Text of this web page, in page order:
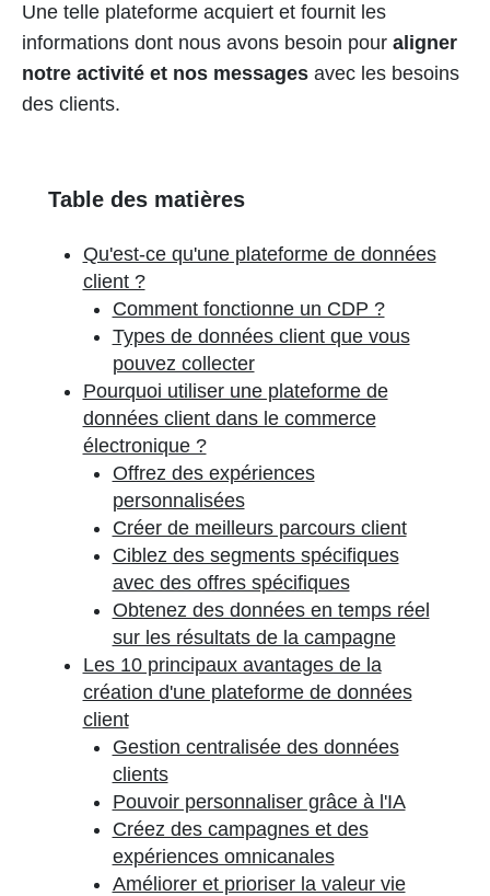
Une telle plateforme acquiert et fournit les
informations dont nous avons besoin pour aligner
notre activité et nos messages avec les besoins
des clients.
Table des matières
Qu'est-ce qu'une plateforme de données
client ?
Comment fonctionne un CDP ?
Types de données client que vous
pouvez collecter
Pourquoi utiliser une plateforme de
données client dans le commerce
électronique ?
Offrez des expériences
personnalisées
Créer de meilleurs parcours client
Ciblez des segments spécifiques
avec des offres spécifiques
Obtenez des données en temps réel
sur les résultats de la campagne
Les 10 principaux avantages de la
création d'une plateforme de données
client
Gestion centralisée des données
clients
Pouvoir personnaliser grâce à l'IA
Créez des campagnes et des
expériences omnicanales
Améliorer et prioriser la valeur vie